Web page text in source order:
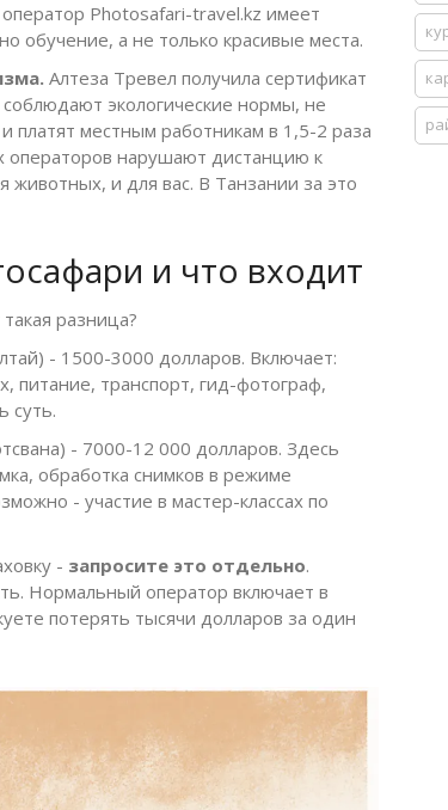
Photosafari-travel.kz имеет
обучение, а не только красивые места.
Алтеза Тревел получила сертификат
экологические нормы, не
местным работникам в 1,5-2 раза
операторов нарушают дистанцию к
и для вас. В Танзании за это
и что входит
разница?
- 1500-3000 долларов. Включает:
питание, транспорт, гид-фотограф,
суть.
- 7000-12 000 долларов. Здесь
обработка снимков в режиме
- участие в мастер-классах по
- запросите это отдельно.
Нормальный оператор включает в
потерять тысячи долларов за один